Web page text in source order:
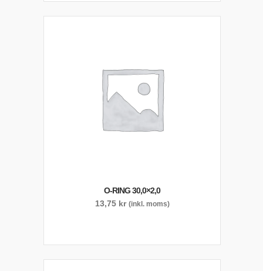
O-RING 30,0×2,0
13,75 kr (inkl. moms)